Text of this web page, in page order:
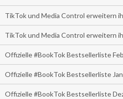
TikTok und Media Control erweitern
TikTok und Media Control erweitern
Offizielle #BookTok Bestsellerliste
Offizielle #BookTok Bestsellerliste
Offizielle #BookTok Bestsellerliste